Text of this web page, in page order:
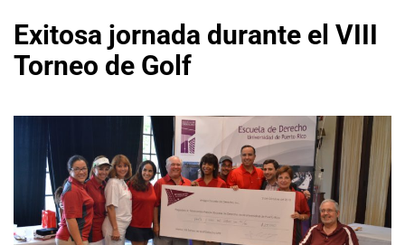
Exitosa jornada durante el VIII
Torneo de Golf